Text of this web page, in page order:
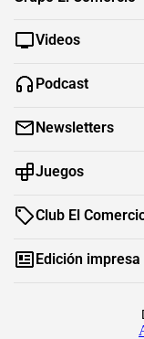
Videos
Podcast
Newsletters
Juegos
Club El
Edición impresa